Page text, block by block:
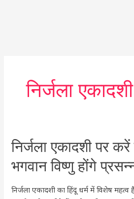
निर्जला
निर्जला एकादशी पर
भगवान विष्णु होंगे
निर्जला एकादशी का हिंदू धर्म में विशेष
निर्जला
एकादशी
पर
ये